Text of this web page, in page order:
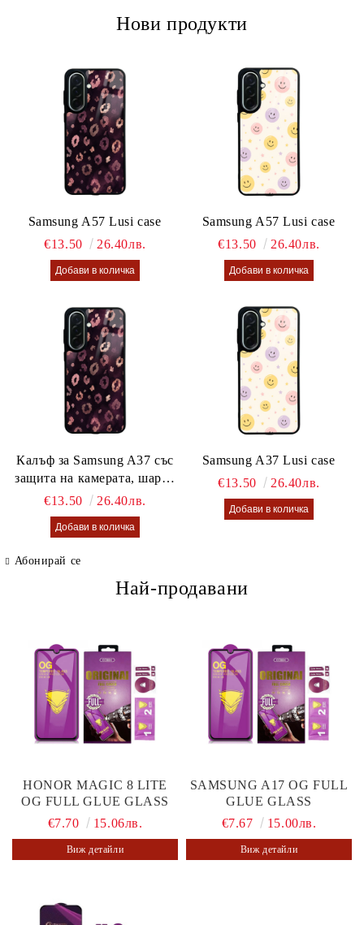
Нови продукти
Samsung A57 Lusi case
€13.50
26.40лв.
Samsung A57 Lusi case
€13.50
26.40лв.
Калъф за Samsung A37 със
защита на камерата, шарен
калъф Lusi case
€13.50 26.40лв.
Samsung A37 Lusi case
€13.50
26.40лв.
Абонирай се
Най-продавани
HONOR MAGIC 8 LITE
OG FULL GLUE GLASS
€7.70
15.06лв.
Виж детайли
SAMSUNG A17 OG FULL
GLUE GLASS
€7.67
15.00лв.
Виж детайли